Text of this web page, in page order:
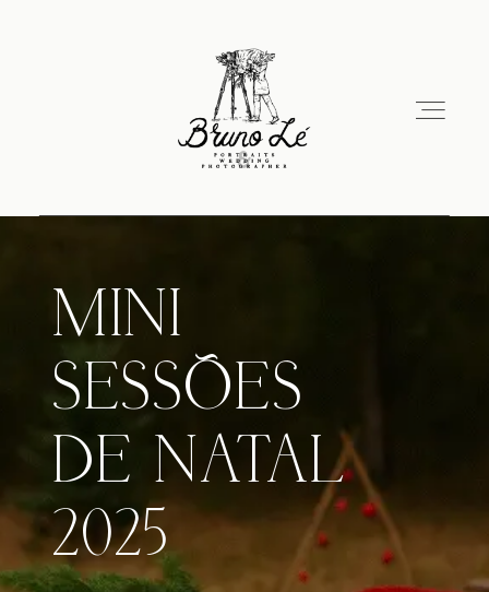
Portfólio
Contacto
MINI
SESSÕES
DE NATAL
2025